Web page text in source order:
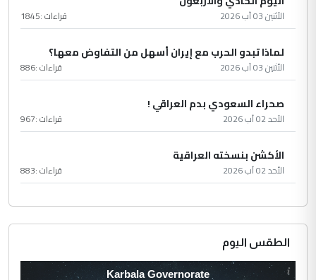
الأثنين 03 آب 2026 قراءات :1845
لماذا تبدو الحرب مع إيران أسهل من التفاوض معها؟
الأثنين 03 آب 2026 قراءات :886
صحراء السعودي بدم العراقي !
الأحد 02 آب 2026 قراءات :967
الأكشن بنسخته العراقية
الأحد 02 آب 2026 قراءات :883
الطقس اليوم
Karbala Governorate